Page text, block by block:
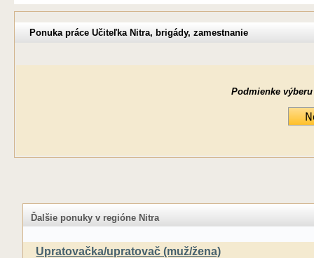
Ponuka práce Učiteľka Nitra, brigády, zamestnanie
Podmienke výberu
Ďalšie ponuky v regióne Nitra
Upratovačka/upratovač (muž/žena)